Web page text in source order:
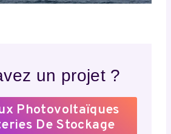
un projet ?
Photovoltaïques
De Stockage